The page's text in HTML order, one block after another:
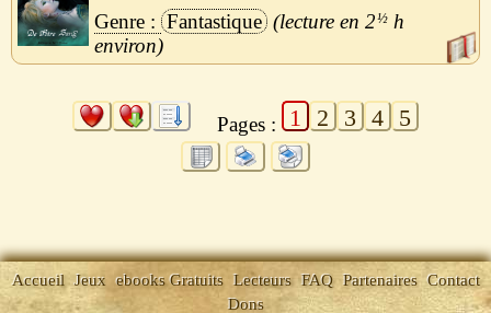
Fantastique
2½ h
Pages : 1 2 3 4 5
Accueil Jeux ebooks Gratuits Lecteurs FAQ Partenaires Contact
Dons